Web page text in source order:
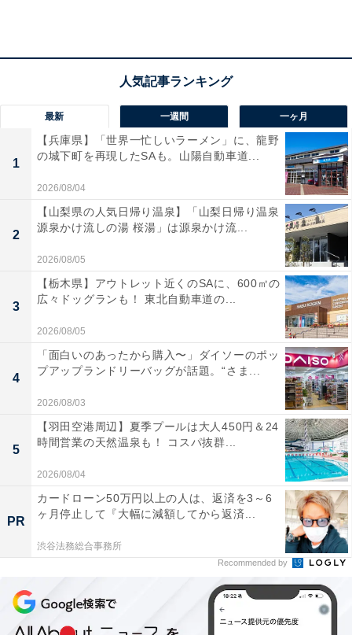
家。シックながら開放感あふれる内部を絶賛する玄之介
でしたが、この家は実はいわゆる事故物件でした。
リノベーションで住みやすくしたい夫と、契約後に事故
物件と知って嫌悪感をあらわにする妻。何とか夫婦どち
らにも納得してもらえる結果を出したい玄之介は、一晩
泊まりこんでプランを考えることにしますがー。
『魔法のリノベ』第3話の家考察（1）アクセント
カラーは大胆に
問題の家は、生活感を感じさせない別荘のような雰囲
気。
最新 一週間 一ヶ月
1
【兵庫県】「世界一忙しいラーメン」に、龍野
の城下町を再現したSAも。山陽自動車道...
2026/08/04
2
【山梨県の人気日帰り温泉】「山梨日帰り温泉
源泉かけ流しの湯 桜湯」は源泉かけ流...
2026/08/05
3
【栃木県】アウトレット近くのSAに、600㎡の
広々ドッグランも！ 東北自動車道の...
2026/08/05
4
「面白いのあったから購入〜」ダイソーのポッ
プアップランドリーバッグが話題。“さま...
2026/08/03
5
【羽田空港周辺】夏季プールは大人450円＆24
時間営業の天然温泉も！ コスパ抜群...
2026/08/04
PR
カードローン50万円以上の人は、返済を3～6
ヶ月停止して『大幅に減額してから返済...
渋谷法務総合事務所
Recommended by